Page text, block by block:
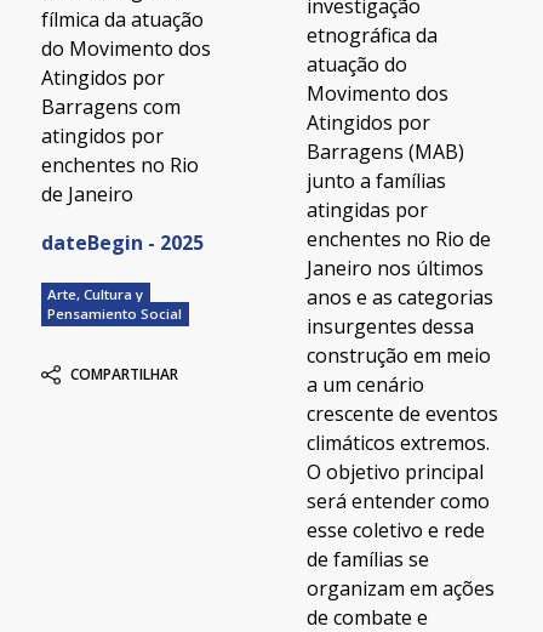
fílmica da atuação
do Movimento dos
Atingidos por
Barragens com
atingidos por
enchentes no Rio
de Janeiro
dateBegin - 2025
Arte, Cultura y
Pensamiento Social
COMPARTILHAR
investigação
etnográfica da
atuação do
Movimento dos
Atingidos por
Barragens (MAB)
junto a famílias
atingidas por
enchentes no Rio de
Janeiro nos últimos
anos e as categorias
insurgentes dessa
construção em meio
a um cenário
crescente de eventos
climáticos extremos.
O objetivo principal
será entender como
esse coletivo e rede
de famílias se
organizam em ações
de combate e